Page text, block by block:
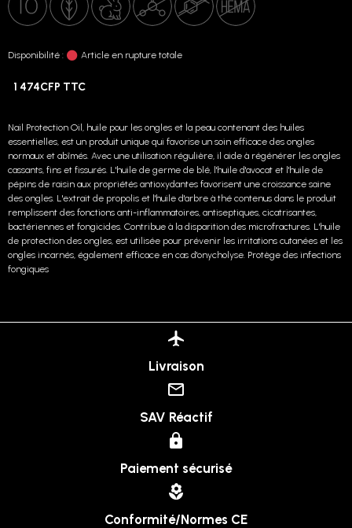
Disponibilité : Article en rupture totale
1 474CFP TTC
Nail Protection Oil, huile pour les ongles et la peau contenant des huiles
essentielles, est un produit unique qui favorise un soin efficace des ongles
normaux et abîmés. Avec une utilisation régulière, il aide à régénérer les ongles
cassants, fins et fissurés. L'huile de germe de blé, l'huile d'avocat et l'huile de
pépins de raisin aux propriétés antioxydantes favorisent une croissance saine
des ongles. L'extrait de propolis et l'huile d'arbre à thé contenus dans le produit
remplissent des fonctions anti-inflammatoires, antiseptiques, cicatrisantes,
bactériennes et fongicides. Contribue à la disparition des microfractures. L'huile
de protection des ongles, est utilisée pour prévenir les irritations cutanées et les
ongles incarnés, également efficace en cas d'onycholyse. Protège des infections
fongiques
Livraison
SAV Réactif
Paiement sécurisé
Conformité/Normes CE